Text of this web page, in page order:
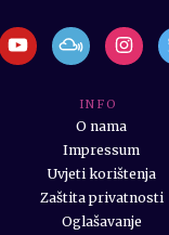
I N F O
O nama
Impressum
Uvjeti korištenja
Zaštita privatnosti
Oglašavanje